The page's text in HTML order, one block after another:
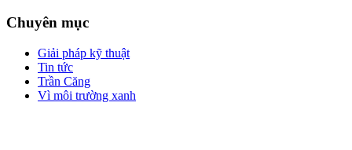
Chuyên mục
Giải pháp kỹ thuật
Tin tức
Trần Căng
Vì môi trường xanh